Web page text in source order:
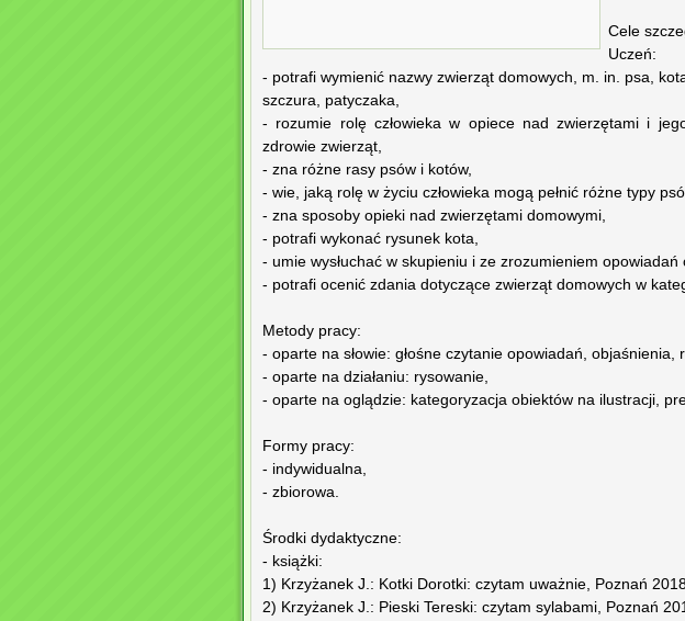
Cele
Uczeń:
- potrafi wymienić nazwy zwierząt domowych, m. in. psa,
szczura, patyczaka,
- rozumie rolę człowieka w opiece nad zwierzętami i
zdrowie zwierząt,
- zna różne rasy psów i kotów,
- wie, jaką rolę w życiu człowieka mogą pełnić różne typy
- zna sposoby opieki nad zwierzętami domowymi,
- potrafi wykonać rysunek kota,
- umie wysłuchać w skupieniu i ze zrozumieniem opowiadań
- potrafi ocenić zdania dotyczące zwierząt domowych w
Metody pracy:
- oparte na słowie: głośne czytanie opowiadań, objaśnienia,
- oparte na działaniu: rysowanie,
- oparte na oglądzie: kategoryzacja obiektów na ilustracji,
Formy pracy:
- indywidualna,
- zbiorowa.
Środki dydaktyczne:
- książki:
1) Krzyżanek J.: Kotki Dorotki: czytam uważnie, Poznań
2) Krzyżanek J.: Pieski Tereski: czytam sylabami, Poznań